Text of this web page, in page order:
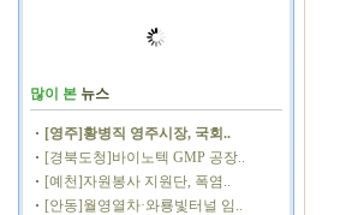
많이 본 뉴스
[영주]황병직 영주시장, 국회..
[경북도청]바이노텍 GMP 공장..
[예천]자원봉사 지원단, 폭염..
[안동]월영열차·와룡빛터널 임..